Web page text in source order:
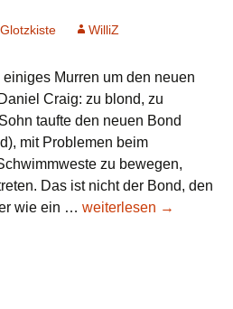
Glotzkiste WilliZ
einiges Murren um den neuen
Craig: zu blond, zu
taufte den neuen Bond
mit Problemen beim
zu bewegen,
Das ist nicht der Bond, den
wie ein … Gerührt
weiterlesen →